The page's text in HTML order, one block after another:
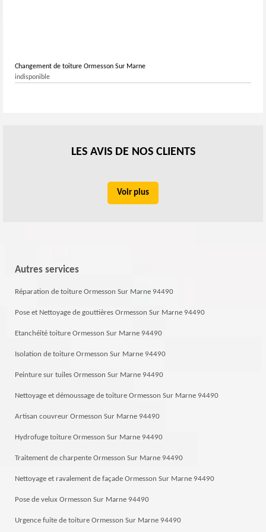
Changement de toiture Ormesson Sur Marne
indisponible
LES AVIS DE NOS CLIENTS
Voir plus
Autres services
Réparation de toiture Ormesson Sur Marne 94490
Pose et Nettoyage de gouttières Ormesson Sur Marne 94490
Etanchéité toiture Ormesson Sur Marne 94490
Isolation de toiture Ormesson Sur Marne 94490
Peinture sur tuiles Ormesson Sur Marne 94490
Nettoyage et démoussage de toiture Ormesson Sur Marne 94490
Artisan couvreur Ormesson Sur Marne 94490
Hydrofuge toiture Ormesson Sur Marne 94490
Traitement de charpente Ormesson Sur Marne 94490
Nettoyage et ravalement de façade Ormesson Sur Marne 94490
Pose de velux Ormesson Sur Marne 94490
Urgence fuite de toiture Ormesson Sur Marne 94490